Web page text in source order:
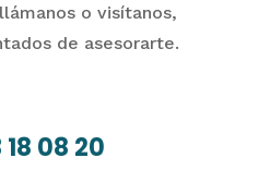
o visítanos,
de asesorarte.
08 20